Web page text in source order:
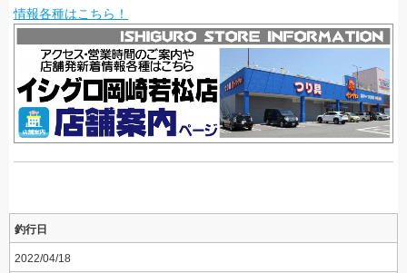
情報各種はこちら！
釣行日
2022/04/18